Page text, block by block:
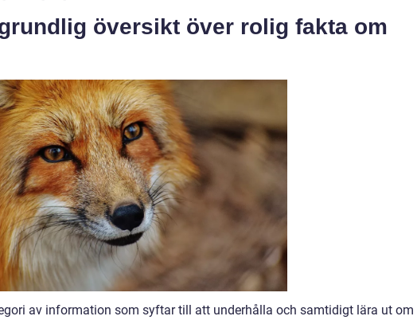
översikt över rolig fakta om
av information som syftar till att underhålla och samtidigt lära ut om